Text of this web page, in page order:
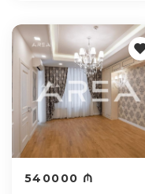
540000 ₼